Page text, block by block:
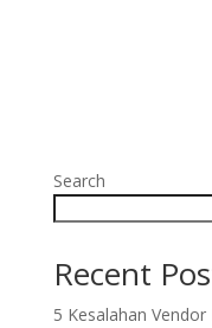
Search
Recent
5 Kesalahan